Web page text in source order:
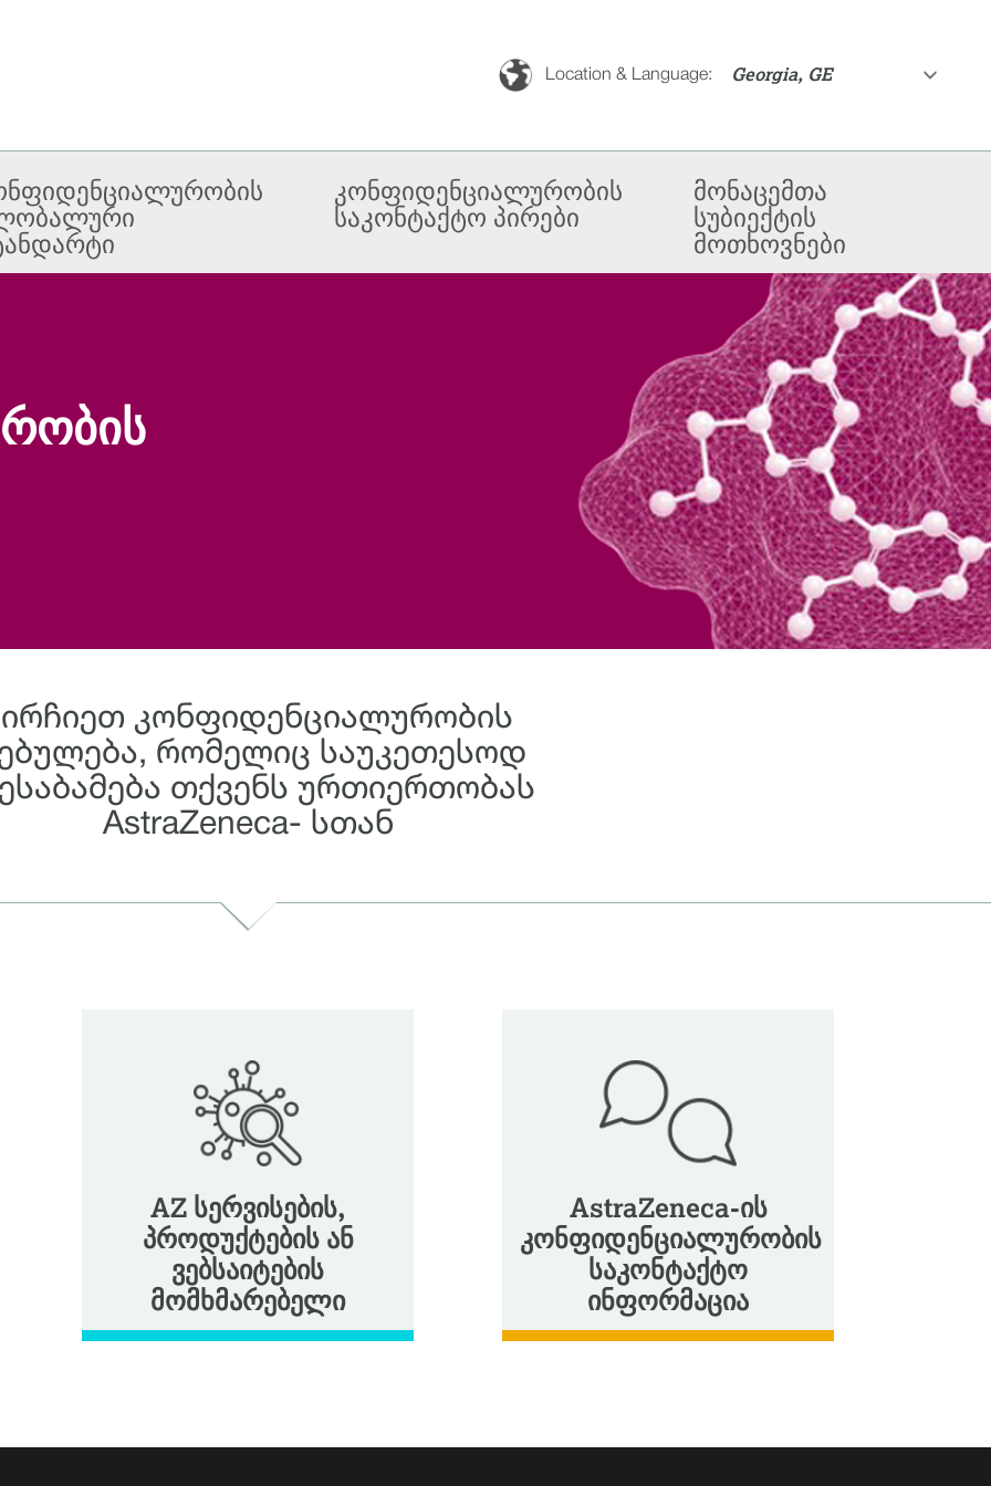
Location & Language: Georgia, GE
კონფიდენციალურობის
საკონტაქტო პირები
მონაცემთა
სუბიექტის
მოთხოვნები
კონფიდენციალურობის
რომელიც საუკეთესოდ
თქვენს ურთიერთობას
AstraZeneca- სთან
AZ სერვისების,
პროდუქტების ან
ვებსაიტების
მომხმარებელი
AstraZeneca-ის
კონფიდენციალურობის
საკონტაქტო
ინფორმაცია